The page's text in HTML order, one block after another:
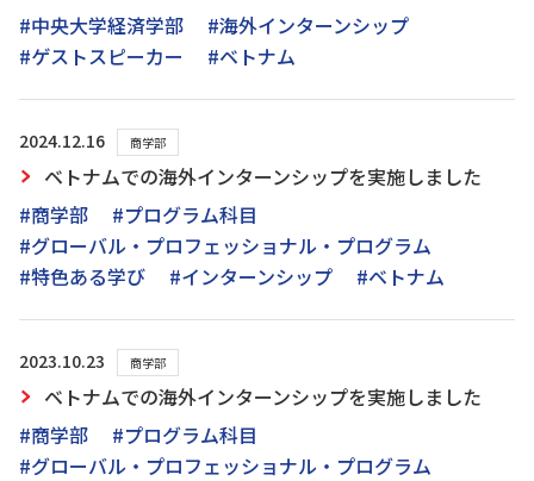
#中央大学経済学部
#海外インターンシップ
#ゲストスピーカー
#ベトナム
2024.12.16 商学部
ベトナムでの海外インターンシップを実施しました
#商学部
#プログラム科目
#グローバル・プロフェッショナル・プログラム
#特色ある学び
#インターンシップ #ベトナム
2023.10.23 商学部
ベトナムでの海外インターンシップを実施しました
#商学部
#プログラム科目
#グローバル・プロフェッショナル・プログラム